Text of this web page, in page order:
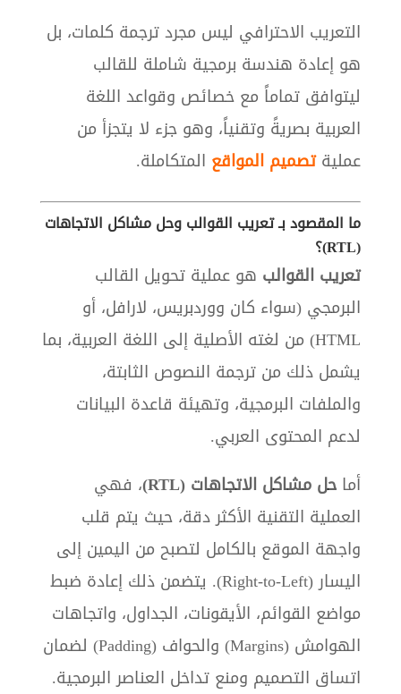
التعريب الاحترافي ليس مجرد ترجمة كلمات، بل
هو إعادة هندسة برمجية شاملة للقالب
ليتوافق تماماً مع خصائص وقواعد اللغة
العربية بصريةً وتقنياً، وهو جزء لا يتجزأ من
عمليةتصميم المواقع المتكاملة.
ما المقصود بـ تعريب القوالب وحل مشاكل الاتجاهات
(RTL)؟
تعريب القوالب هو عملية تحويل القالب
البرمجي (سواء كان ووردبريس، لارافل، أو
HTML) من لغته الأصلية إلى اللغة العربية، بما
يشمل ذلك من ترجمة النصوص الثابتة،
والملفات البرمجية، وتهيئة قاعدة البيانات
لدعم المحتوى العربي.
أما حل مشاكل الاتجاهات (RTL)
، فهي
العملية التقنية الأكثر دقة، حيث يتم قلب
واجهة الموقع بالكامل لتصبح من اليمين إلى
اليسار (Right-to-Left). يتضمن ذلك إعادة ضبط
مواضع القوائم، الأيقونات، الجداول، واتجاهات
الهوامش (Margins) والحواف (Padding) لضمان
اتساق التصميم ومنع تداخل العناصر البرمجية.